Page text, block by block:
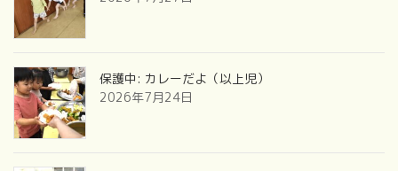
保護中: カレーだよ（以上児）
2026年7月24日